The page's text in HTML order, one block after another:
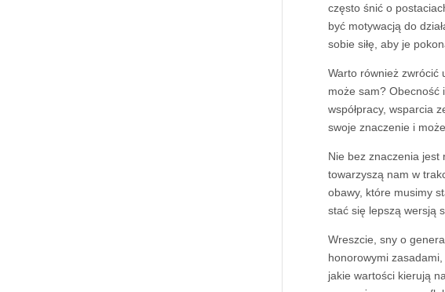
często śnić o
być motywacją do
sobie siłę, aby je
Warto również zwrócić
może sam? Obecność
współpracy, wsparcia
swoje znaczenie i
Nie bez znaczenia jest
towarzyszą nam w
obawy, które musimy
stać się lepszą wersją
Wreszcie, sny o
honorowymi
jakie wartości kierują